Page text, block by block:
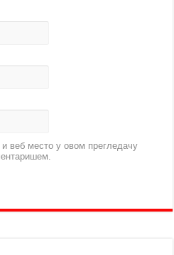
веб место у овом прегледачу